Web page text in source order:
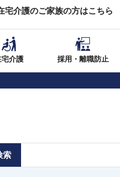
宅介護のご家族の方はこちら
宅介護 採用・離職防止
索